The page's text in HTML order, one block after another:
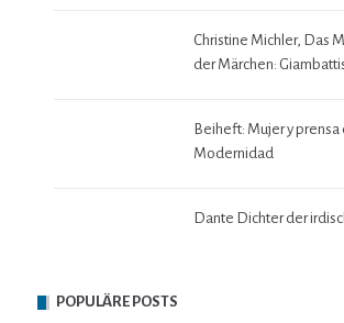
Christine Michler, Das
der Märchen:
Beiheft: Mujer y prensa
Modernidad
Dante Dichter der
POPULÄRE POSTS